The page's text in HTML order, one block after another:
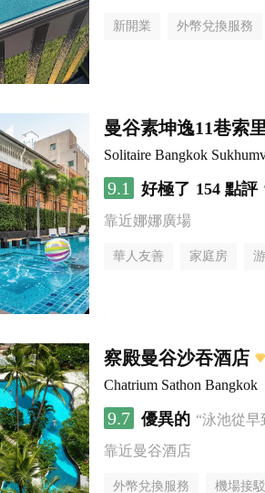
新開業 外幣兌換服務
曼谷素坤逸11巷索
Solitaire Bangkok
9.1 好極了 154 點評
靠近娜娜廣場
華人友善 家庭房
察殿曼谷沙吞酒店
Chatrium Sathon Bangkok
9.7 優異的 “泳池從
靠近曼谷酒店
外幣兌換服務 機場接